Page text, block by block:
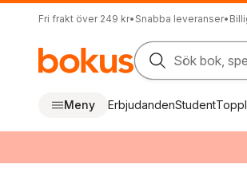
Fri frakt över 249 kr• Snabba leveranser•
Sök bok,
Meny ErbjudandenStudent